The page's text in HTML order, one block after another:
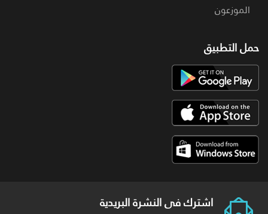
الموزعون
حمل التطبيق
اشترك فى النشرة البريدية